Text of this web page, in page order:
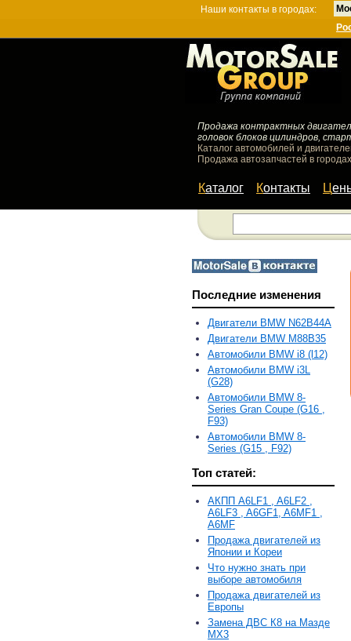
Наши контакты в городах:
Продажа контрактных
головок блоков цилиндров,
Каталог автомобилей и
Продажа автозапчастей в
Каталог Контакты
Последние изменения
Двигатели BMW N62B44A
Двигатели BMW M88B35
Автомобили BMW i8 (l12)
Автомобили BMW i3L
(G28)
Автомобили BMW 8-
Series Gran Coupe (G16 ,
F93)
Автомобили BMW 8-
Series (G15 , F92)
Топ статей:
АКПП A6LF1 , A6LF2 ,
A6LF3 , A6GF1, A6MF1 ,
A6MF
Продажа двигателей из
Японии и Кореи
Что нужно знать при
выборе автомобиля
Продажа двигателей из
Европы
Замена ДВС К8 на Мазде
MX3